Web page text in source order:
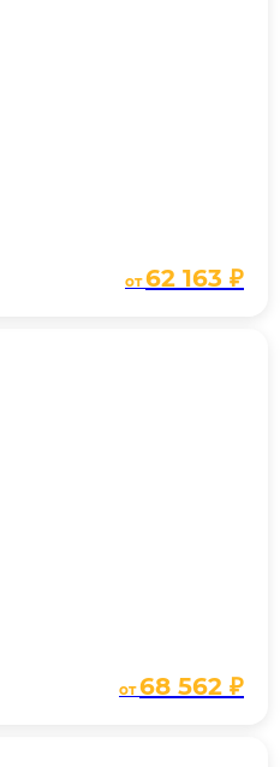
от62 163 ₽
от68 562 ₽